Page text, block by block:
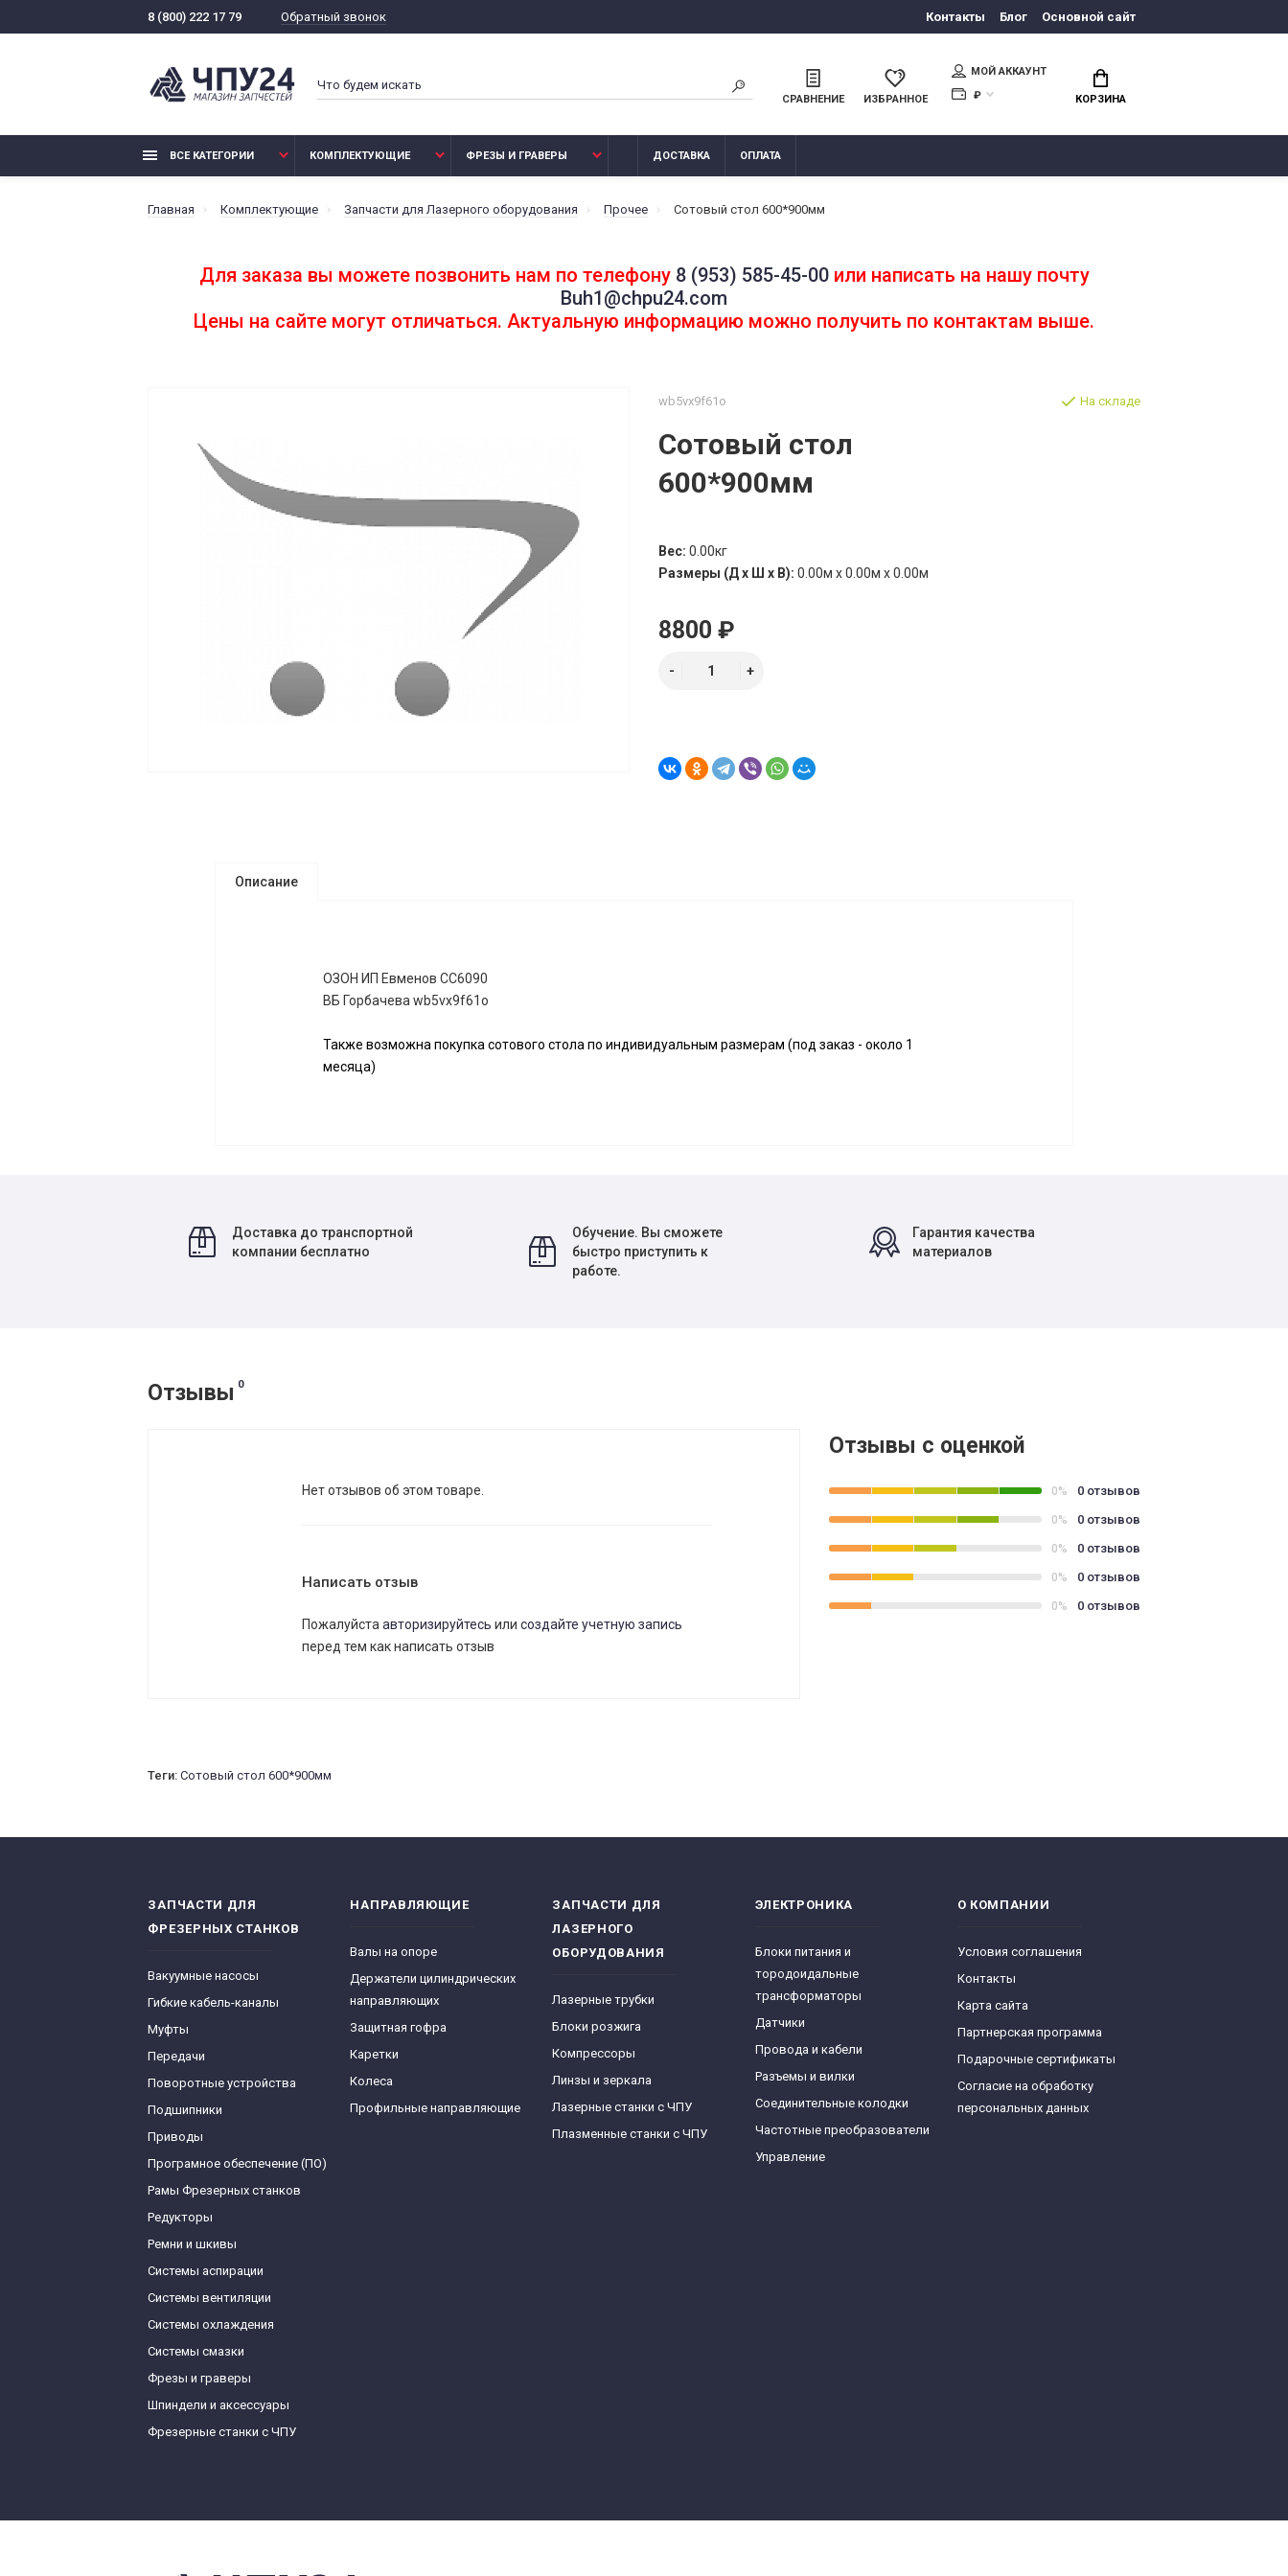
8 (800) 222 17 79 Обратный звонок Контакты Блог Основной сайт
СРАВНЕНИЕ ИЗБРАННОЕ
МОЙ АККАУНТ
₽
КОРЗИНА
ВСЕ КАТЕГОРИИ КОМПЛЕКТУЮЩИЕ ФРЕЗЫ И ГРАВЕРЫ ДОСТАВКА ОПЛАТА
Главная Комплектующие Запчасти для Лазерного оборудования Прочее Сотовый стол 600*900мм
Для заказа вы можете позвонить нам по телефону 8 (953) 585-45-00или написать на нашу почту
Buh1@chpu24.com
Цены на сайте могут отличаться. Актуальную информацию можно получить по контактам выше.
wb5vx9f61o
Сотовый стол
600*900мм
На складе
Вес: 0.00кг
Размеры (Д х Ш х В): 0.00м x 0.00м x 0.00м
8800 ₽
Описание
ОЗОН ИП Евменов СС6090
ВБ Горбачева wb5vx9f61o
Также возможна покупка сотового стола по индивидуальным размерам (под заказ - около 1
месяца)
Доставка до транспортной
компании бесплатно
Обучение. Вы сможете
быстро приступить к
работе.
Гарантия качества
материалов
Отзывы 0
Нет отзывов об этом товаре.
Написать отзыв
Пожалуйстаавторизируйтесь илисоздайте учетную запись
перед тем как написать отзыв
Отзывы с оценкой
0% 0 отзывов
0% 0 отзывов
0% 0 отзывов
0% 0 отзывов
0% 0 отзывов
Теги:Сотовый стол 600*900мм
ЗАПЧАСТИ ДЛЯ
ФРЕЗЕРНЫХ СТАНКОВ
Вакуумные насосы
Гибкие кабель-каналы
Муфты
Передачи
Поворотные устройства
Подшипники
Приводы
Програмное обеспечение (ПО)
Рамы Фрезерных станков
Редукторы
Ремни и шкивы
Системы аспирации
Системы вентиляции
Системы охлаждения
Системы смазки
Фрезы и граверы
Шпиндели и аксессуары
Фрезерные станки с ЧПУ
НАПРАВЛЯЮЩИЕ
Валы на опоре
Держатели цилиндрических
направляющих
Защитная гофра
Каретки
Колеса
Профильные направляющие
ЗАПЧАСТИ ДЛЯ
ЛАЗЕРНОГО
ОБОРУДОВАНИЯ
Лазерные трубки
Блоки розжига
Компрессоры
Линзы и зеркала
Лазерные станки с ЧПУ
Плазменные станки с ЧПУ
ЭЛЕКТРОНИКА
Блоки питания и
тородоидальные
трансформаторы
Датчики
Провода и кабели
Разъемы и вилки
Соединительные колодки
Частотные преобразователи
Управление
О КОМПАНИИ
Условия соглашения
Контакты
Карта сайта
Партнерская программа
Подарочные сертификаты
Согласие на обработку
персональных данных